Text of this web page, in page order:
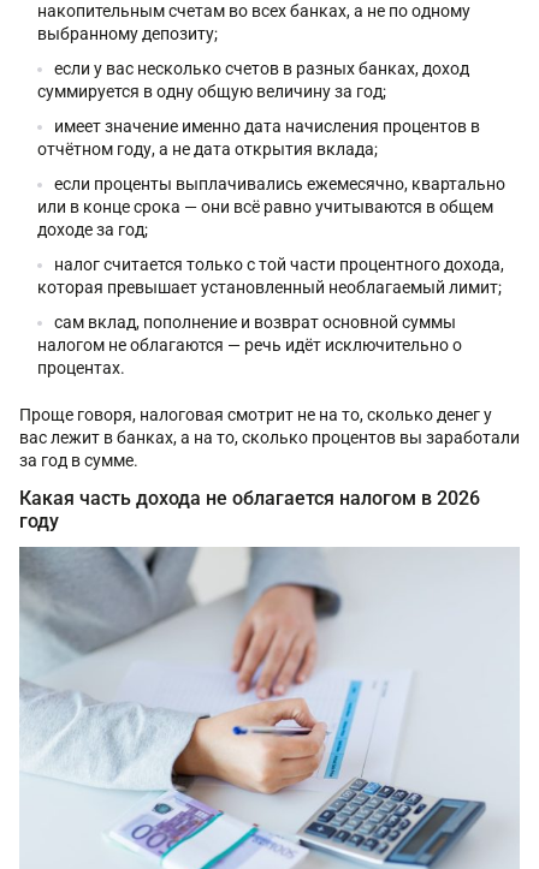
накопительным счетам во всех банках, а не по одному
выбранному депозиту;
если у вас несколько счетов в разных банках, доход
суммируется в одну общую величину за год;
имеет значение именно дата начисления процентов в
отчётном году, а не дата открытия вклада;
если проценты выплачивались ежемесячно, квартально
или в конце срока — они всё равно учитываются в общем
доходе за год;
налог считается только с той части процентного дохода,
которая превышает установленный необлагаемый лимит;
сам вклад, пополнение и возврат основной суммы
налогом не облагаются — речь идёт исключительно о
процентах.
Проще говоря, налоговая смотрит не на то, сколько денег у
вас лежит в банках, а на то, сколько процентов вы заработали
за год в сумме.
Какая часть дохода не облагается налогом в 2026
году